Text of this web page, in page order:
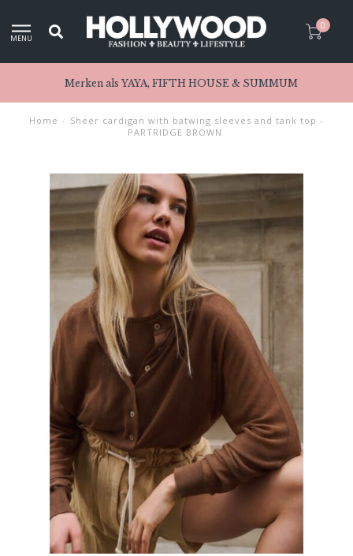
MENU
0
Merken als YAYA, FIFTH HOUSE & SUMMUM
Home / Sheer cardigan with batwing sleeves and tank top -
PARTRIDGE BROWN